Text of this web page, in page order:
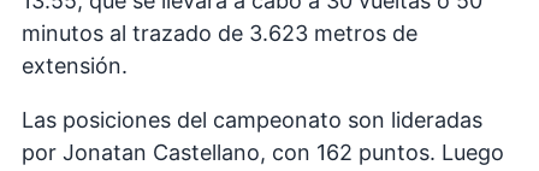
minutos al trazado de 3.623 metros de
extensión.
Las posiciones del campeonato son lideradas
por Jonatan Castellano, con 162 puntos. Luego